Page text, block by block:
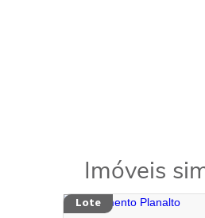
Imóveis
Lote